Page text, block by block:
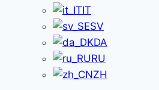
IT
SV
DA
RU
ZH